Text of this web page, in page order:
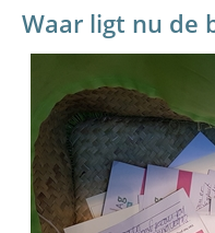
Waar ligt nu de